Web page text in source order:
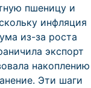
пшеницу и
инфляция
из-за роста
экспорт
накоплению
Эти шаги